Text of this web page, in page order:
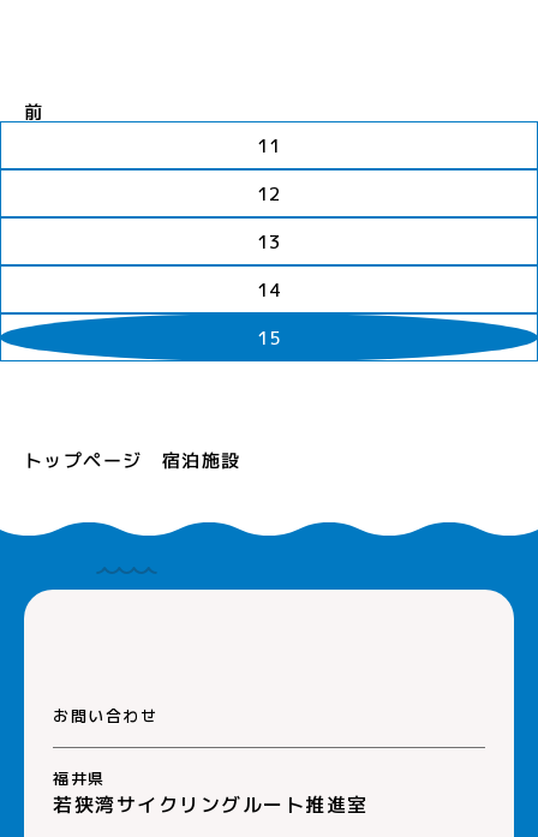
トップページ 宿泊施設
前
11
12
13
14
15
お問い合わせ
福井県
若狭湾サイクリングルート推進室